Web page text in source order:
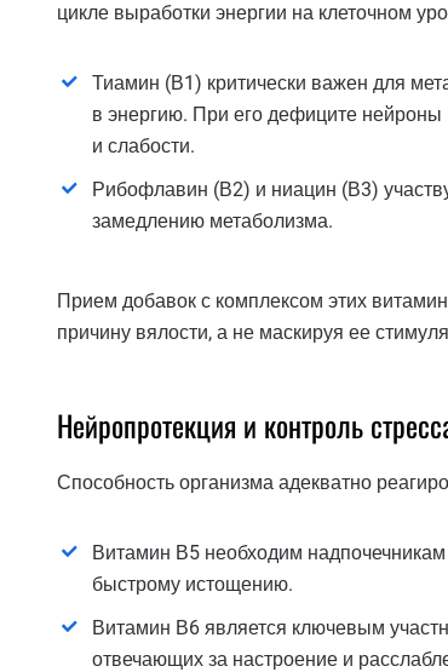
цикле выработки энергии на клеточном
Тиамин (В1) критически важен для
в энергию. При его дефиците нейроны
и слабости.
Рибофлавин (В2) и ниацин (В3)
замедлению метаболизма.
Прием добавок с комплексом этих
причину вялости, а не маскируя ее
Нейропротекция и контроль
Способность организма адекватно
Витамин В5 необходим
быстрому истощению.
Витамин В6 является ключевым
отвечающих за настроение и